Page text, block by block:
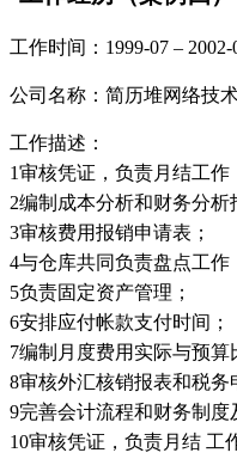
工作时间：1999-07 – 2002-
公司名称：简历堆网络技
工作描述：
1审核凭证，负责月结工作
2编制成本分析和财务分
3审核费用报销申请表；
4与仓库共同负责盘点工作
5负责固定资产管理；
6安排应付帐款支付时间；
7编制月度费用实际与预
8审核外汇核销报表和税务
9完善会计流程和财务制度
10审核凭证，负责月结 工